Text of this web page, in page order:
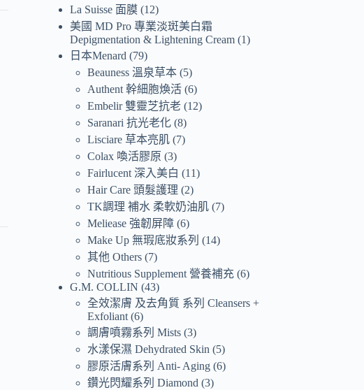
La Suisse 面膜 12
美國 MD Pro 專業淡斑美白霜
Depigmentation & Lightening Cream 1
日本Menard
79
Beauness 溫泉草本 5
Authent 幹細胞煥活 6
Embelir 雙靈芝抗老 12
Saranari 抗光老化 8
Lisciare 草本亮肌 7
Colax 喚活膠原 3
Fairlucent 深入美白
11
Hair Care 頭髮護理
2
TK調理 補水 柔軟奶油肌 7
Meliease 強韌屏障 6
Make Up 無瑕底妝系列
14
其他 Others 7
Nutritious Supplement 營養補充 6
G.M. COLLIN 43
全效潔膚 及去角質 系列 Cleansers +
Exfoliant 6
調膚噴霧系列 Mists 3
水漾保濕 Dehydrated Skin
5
膠原活膚系列 Anti- Aging 6
鑽光閃耀系列 Diamond 3